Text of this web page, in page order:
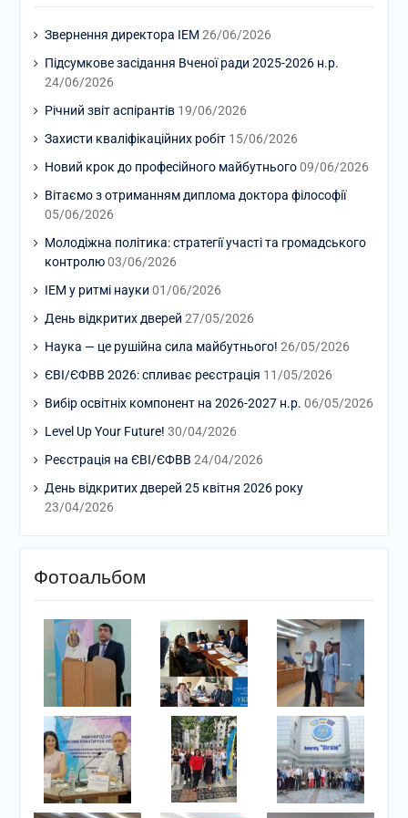
Звернення директора ІЕМ 26/06/2026
Підсумкове засідання Вченої ради 2025-2026 н.р.
24/06/2026
Річний звіт аспірантів 19/06/2026
Захисти кваліфікаційних робіт 15/06/2026
Новий крок до професійного майбутнього 09/06/2026
Вітаємо з отриманням диплома доктора філософії
05/06/2026
Молодіжна політика: стратегії участі та громадського
контролю 03/06/2026
ІЕМ у ритмі науки 01/06/2026
День відкритих дверей 27/05/2026
Наука — це рушійна сила майбутнього! 26/05/2026
ЄВІ/ЄФВВ 2026: спливає реєстрація 11/05/2026
Вибір освітніх компонент на 2026-2027 н.р. 06/05/2026
Level Up Your Future! 30/04/2026
Реєстрація на ЄВІ/ЄФВВ 24/04/2026
День відкритих дверей 25 квітня 2026 року
23/04/2026
Фотоальбом